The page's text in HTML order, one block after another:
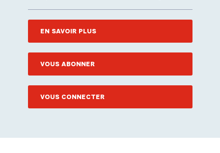
EN SAVOIR PLUS
VOUS ABONNER
VOUS CONNECTER